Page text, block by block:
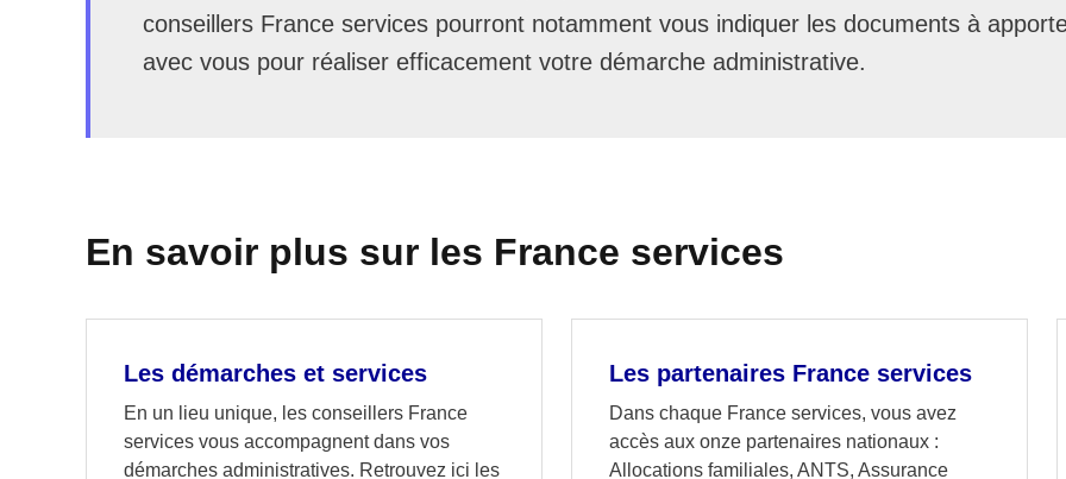
conseillers France services pourront notamment vous indiquer les documents à
avec vous pour réaliser efficacement votre démarche administrative.
En savoir plus sur les France services
Les démarches et services
En un lieu unique, les conseillers France
services vous accompagnent dans vos
démarches administratives. Retrouvez ici les
Les partenaires France services
Dans chaque France services, vous avez
accès aux onze partenaires nationaux :
Allocations familiales, ANTS, Assurance